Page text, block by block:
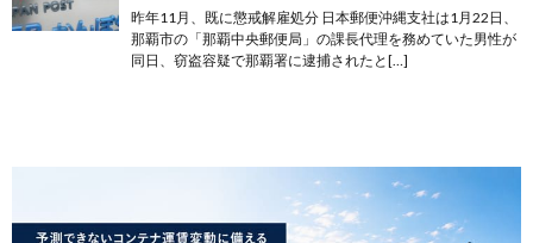
昨年11月、既に懲戒解雇処分 日本郵便沖縄支社は1月22日、
那覇市の「那覇中央郵便局」の課長代理を務めていた男性が
同日、窃盗容疑で那覇署に逮捕されたと[…]